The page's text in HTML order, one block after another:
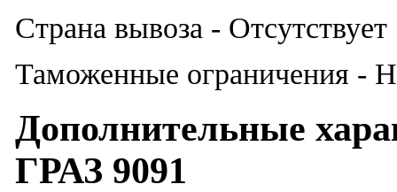
Страна вывоза - Отсутствует
Таможенные ограничения -
Дополнительные
ГРАЗ 9091